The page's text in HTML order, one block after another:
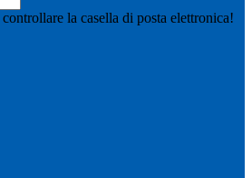
la casella di posta elettronica!